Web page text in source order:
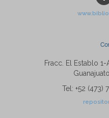
Fracc. El Establo
Tel: +52 (473)